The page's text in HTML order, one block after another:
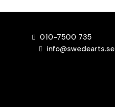
010-7500 735
info@swedearts.se